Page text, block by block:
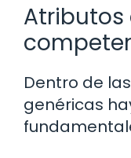
Atributos
Dentro de
genéricas